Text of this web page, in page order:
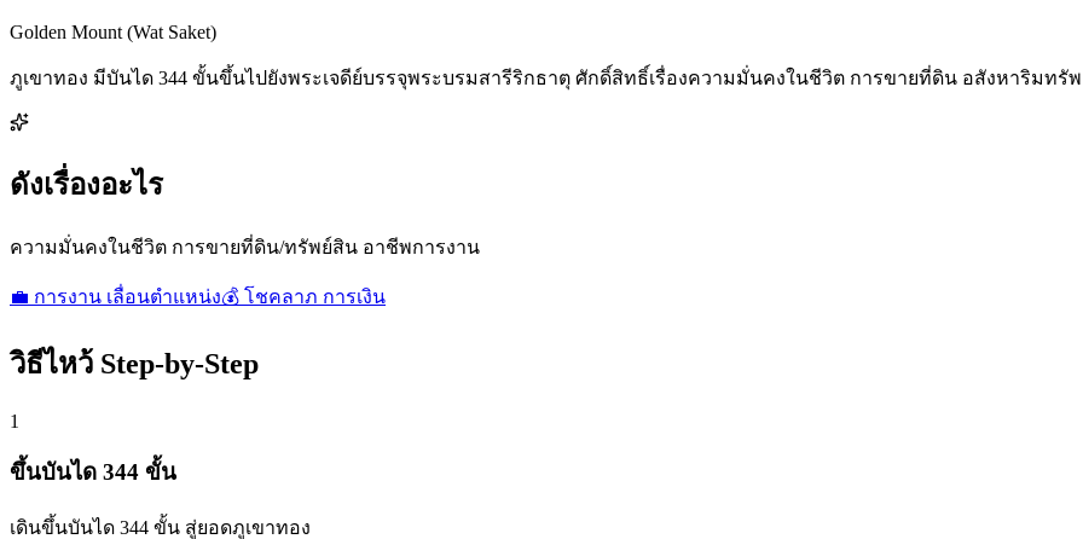
Golden Mount (Wat Saket)
ภูเขาทอง มีบันได 344 ขั้นขึ้นไปยังพระเจดีย์บรรจุพระบรมสารีริกธาตุ ศักดิ์สิทธิ์เรื่องความมั่นคงในชีวิต การขายที่ดิน อสังหาริมทรั
ดังเรื่องอะไร
ความมั่นคงในชีวิต การขายที่ดิน/ทรัพย์สิน อาชีพการงาน
💼 การงาน เลื่อนตำแหน่ง💰 โชคลาภ การเงิน
วิธีไหว้ Step-by-Step
1
ขึ้นบันได 344 ขั้น
เดินขึ้นบันได 344 ขั้น สู่ยอดภูเขาทอง